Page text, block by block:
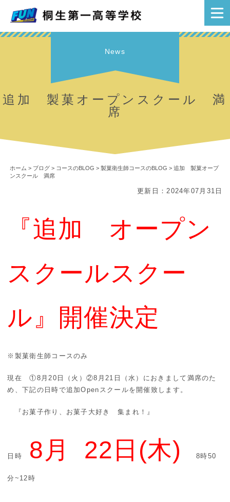
News
追加 製菓オープンスクール 満
席
ホーム > ブログ> コースのBLOG > 製菓衛生師コースのBLOG > 追加 製菓オープ
ンスクール 満席
更新日：2024年07月31日
『追加
オープン
スクールスクー
ル』
開催決定
※製菓衛生師コースのみ
現在 ①8月20日（火）②8月21日（水）におきまして満席のた
め、下記の日時で追加Openスクールを開催致します。
『お菓子作り、お菓子大好き 集まれ！』
日時 8月 22日(木) 8時50
分 ~12時